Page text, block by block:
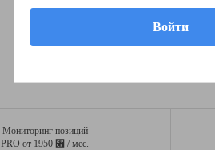
Мониторинг позиций
PRO от 1950 ⃏ / мес.